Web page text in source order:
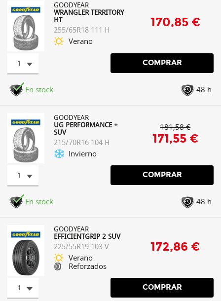
GOODYEAR
WRANGLER TERRITORY
HT
255/65R18 111 H
Verano
170,85 €
1 COMPRAR
En stock 48 h.
GOODYEAR
UG PERFORMANCE +
SUV
215/70R16 104 H
Invierno
181,58 €
171,55 €
1 COMPRAR
En stock 48 h.
GOODYEAR
EFFICIENTGRIP 2 SUV
225/55R19 103 V
Verano
Reforzados
172,86 €
1 COMPRAR